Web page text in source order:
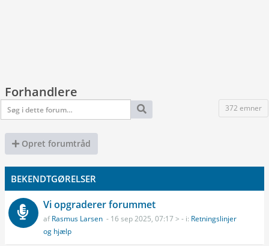
Forhandlere
372 emner
Opret forumtråd
BEKENDTGØRELSER
Vi opgraderer forummet
afRasmus Larsen - 16 sep 2025, 07:17 > - i: Retningslinjer
og hjælp